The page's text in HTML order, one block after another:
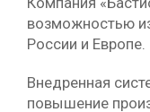
возможностью
России и Европе.
Внедренная
повышение